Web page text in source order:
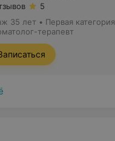
5
35 лет • Первая категория
терапевт